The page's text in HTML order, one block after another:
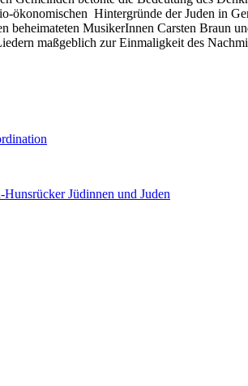
ökonomischen Hintergründe der Juden in
beheimateten MusikerInnen Carsten Braun
maßgeblich zur Einmaligkeit des
Jüdinnen und Juden